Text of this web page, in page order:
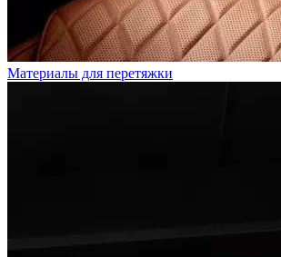
Материалы для перетяжки